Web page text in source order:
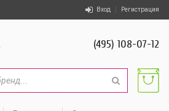
Вход Регистрация
(495) 108-07-12